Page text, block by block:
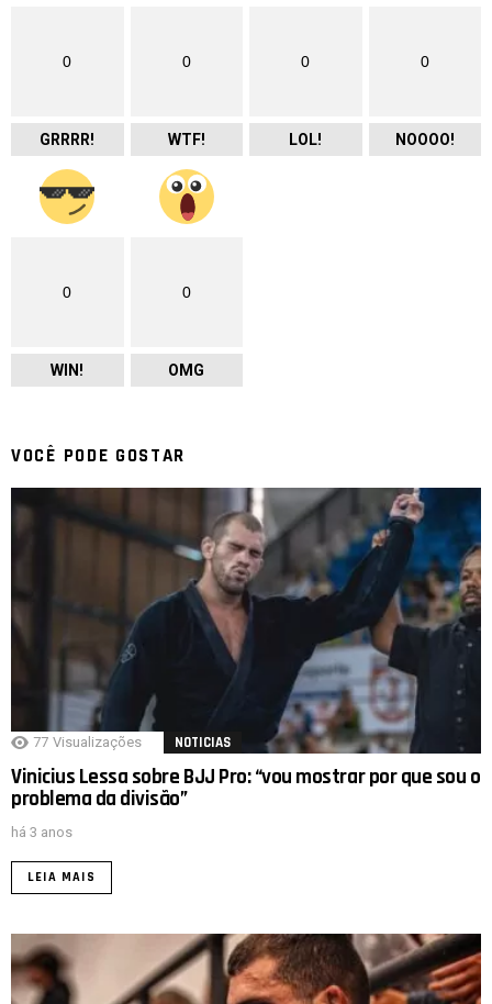
0
GRRRR!
0
WTF!
0
LOL!
0
NOOOO!
0
WIN!
0
OMG
VOCÊ PODE GOSTAR
77 Visualizações NOTICIAS
Vinicius Lessa sobre BJJ Pro: “vou mostrar por que sou o
problema da divisão”
há 3 anos
LEIA MAIS